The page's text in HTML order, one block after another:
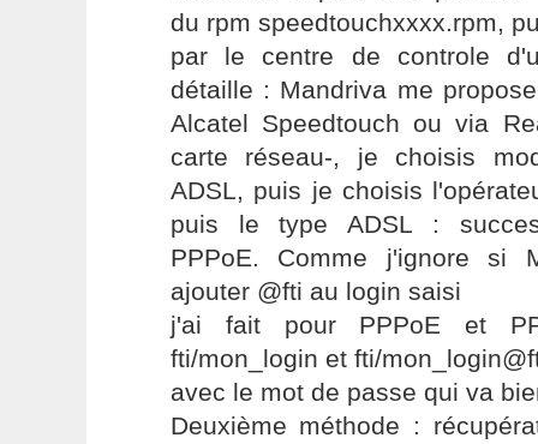
du rpm speedtouchxxxx.rpm,
par le centre de controle
détaille : Mandriva me
Alcatel Speedtouch ou via
carte réseau-, je choisis
ADSL, puis je choisis
puis le type ADSL :
PPPoE. Comme j'ignore si
ajouter @fti au login saisi
j'ai fait pour PPPoE et
fti/mon_login et fti/
avec le mot de passe qui va
Deuxième méthode :